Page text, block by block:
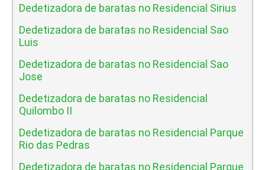
Dedetizadora de baratas no Residencial Sirius
Dedetizadora de baratas no Residencial Sao
Luis
Dedetizadora de baratas no Residencial Sao
Jose
Dedetizadora de baratas no Residencial
Quilombo II
Dedetizadora de baratas no Residencial Parque
Rio das Pedras
Dedetizadora de baratas no Residencial Parque